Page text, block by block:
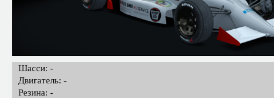
Шасси: -
Двигатель: -
Резина: -